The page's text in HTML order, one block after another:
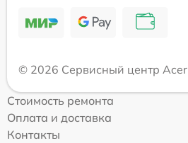
© 2026 Сервисный центр Acer
Стоимость ремонта
Оплата и доставка
Контакты